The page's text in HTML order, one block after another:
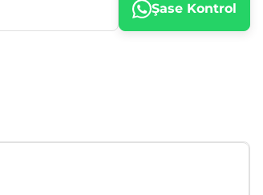
Şase Kontrol